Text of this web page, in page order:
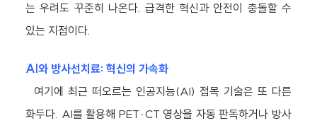
는 우려도 꾸준히 나온다. 급격한 혁신과 안전이 충돌할 수
있는 지점이다.
AI와 방사선치료: 혁신의 가속화
여기에 최근 떠오르는 인공지능(AI) 접목 기술은 또 다른
화두다. AI를 활용해 PET·CT 영상을 자동 판독하거나 방사